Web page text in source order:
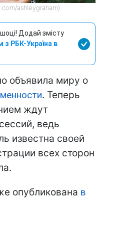
ashleygraham)
шоці! Додай змісту
з РБК-Україна в
объявила миру о
. Теперь
ждут
ведь
известна своей
всех сторон
опубликована в